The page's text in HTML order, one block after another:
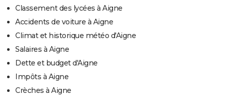
Classement des lycées à Aigne
Accidents de voiture à Aigne
Climat et historique météo d'Aigne
Salaires à Aigne
Dette et budget d'Aigne
Impôts à Aigne
Crèches à Aigne